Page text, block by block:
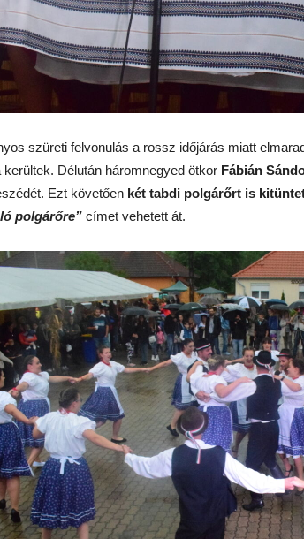
szüreti felvonulás a rossz időjárás miatt
kerültek. Délután háromnegyed ötkor Fábián
Ezt követően két tabdi polgárőrt is
polgárőre” címet vehetett át.